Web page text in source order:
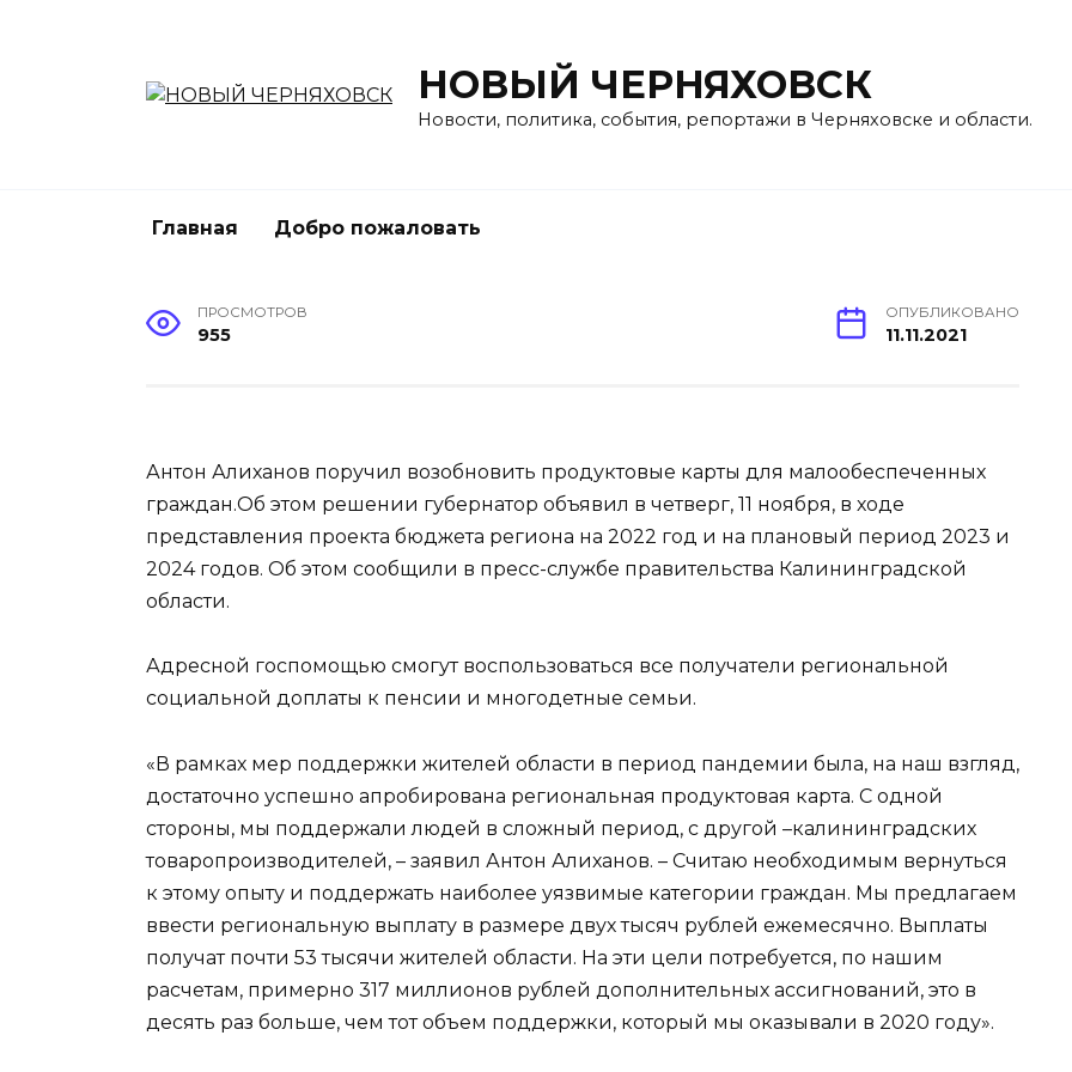
НОВЫЙ ЧЕРНЯХОВСК
Новости, политика, события, репортажи в Черняховске и области.
Главная Добро пожаловать
ПРОСМОТРОВ
955
ОПУБЛИКОВАНО
11.11.2021
Антон Алиханов поручил возобновить продуктовые карты для малообеспеченных
граждан.Об этом решении губернатор объявил в четверг, 11 ноября, в ходе
представления проекта бюджета региона на 2022 год и на плановый период 2023 и
2024 годов. Об этом сообщили в пресс-службе правительства Калининградской
области.
Адресной госпомощью смогут воспользоваться все получатели региональной
социальной доплаты к пенсии и многодетные семьи.
«В рамках мер поддержки жителей области в период пандемии была, на наш взгляд,
достаточно успешно апробирована региональная продуктовая карта. С одной
стороны, мы поддержали людей в сложный период, с другой –калининградских
товаропроизводителей, – заявил Антон Алиханов. – Считаю необходимым вернуться
к этому опыту и поддержать наиболее уязвимые категории граждан. Мы предлагаем
ввести региональную выплату в размере двух тысяч рублей ежемесячно. Выплаты
получат почти 53 тысячи жителей области. На эти цели потребуется, по нашим
расчетам, примерно 317 миллионов рублей дополнительных ассигнований, это в
десять раз больше, чем тот объем поддержки, который мы оказывали в 2020 году».